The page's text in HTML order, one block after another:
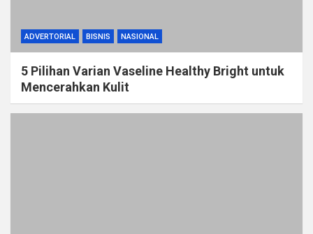
ADVERTORIAL BISNIS NASIONAL
5 Pilihan Varian Vaseline Healthy Bright untuk
Mencerahkan Kulit